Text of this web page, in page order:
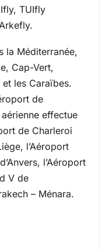
TUIfly
la Méditerranée,
Cap-Vert,
et les Caraïbes.
de
effectue
de Charleroi
l’Aéroport
l’Aéroport
V de
– Ménara.